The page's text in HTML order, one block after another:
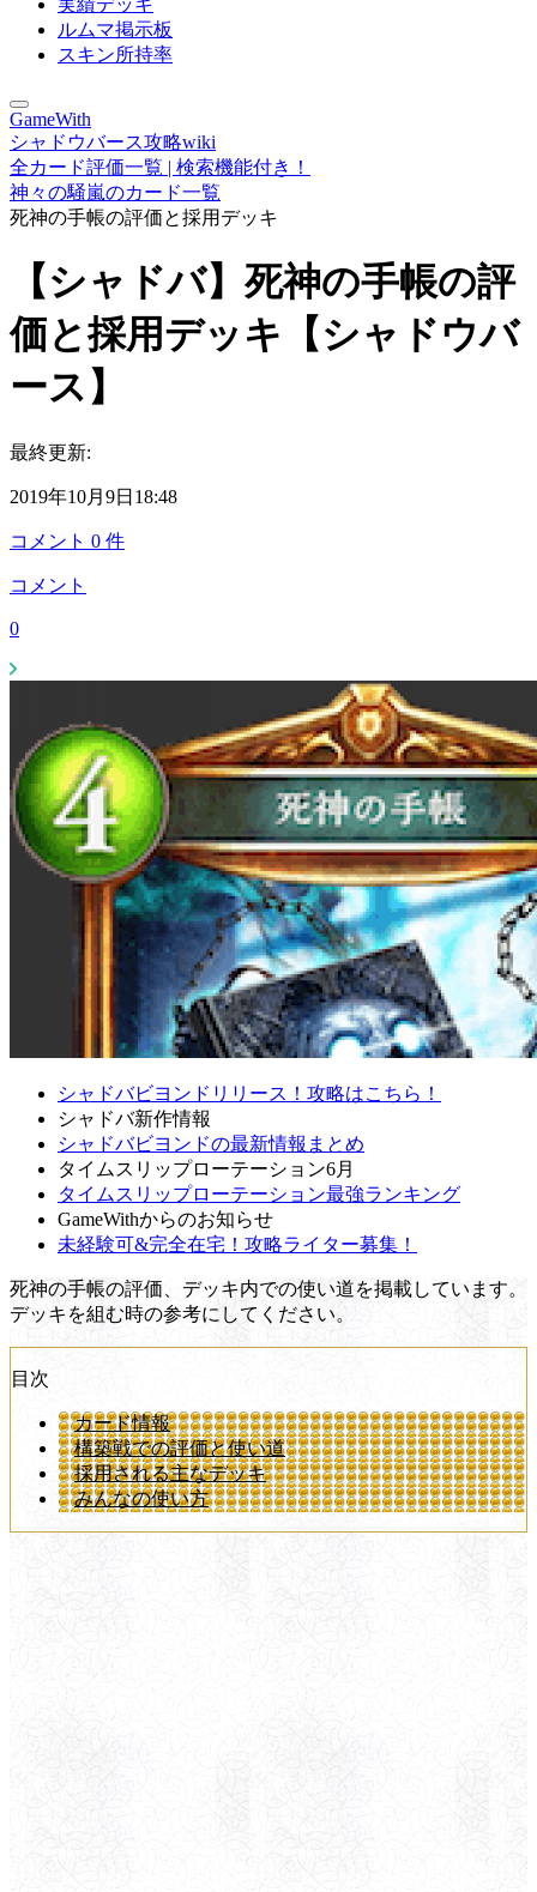
実績デッキ
ルムマ掲示板
スキン所持率
GameWith
シャドウバース攻略wiki
全カード評価一覧 | 検索機能付き！
神々の騒嵐のカード一覧
死神の手帳の評価と採用デッキ
【シャドバ】死神の手帳の評
価と採用デッキ【シャドウバ
ース】
最終更新:
2019年10月9日18:48
コメント 0 件
コメント
0
シャドバビヨンドリリース！攻略はこちら！
シャドバ新作情報
シャドバビヨンドの最新情報まとめ
タイムスリップローテーション6月
タイムスリップローテーション最強ランキング
GameWithからのお知らせ
未経験可&完全在宅！攻略ライター募集！
死神の手帳の評価、デッキ内での使い道を掲載しています。
デッキを組む時の参考にしてください。
目次
カード情報
構築戦での評価と使い道
採用される主なデッキ
みんなの使い方